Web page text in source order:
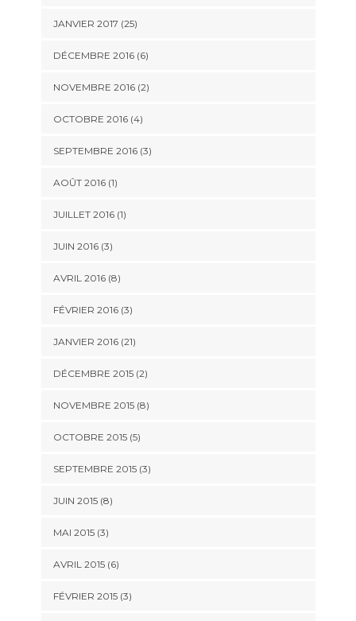
JANVIER 2017 (25)
DÉCEMBRE 2016 (6)
NOVEMBRE 2016 (2)
OCTOBRE 2016 (4)
SEPTEMBRE 2016 (3)
AOÛT 2016 (1)
JUILLET 2016 (1)
JUIN 2016 (3)
AVRIL 2016 (8)
FÉVRIER 2016 (3)
JANVIER 2016 (21)
DÉCEMBRE 2015 (2)
NOVEMBRE 2015 (8)
OCTOBRE 2015 (5)
SEPTEMBRE 2015 (3)
JUIN 2015 (8)
MAI 2015 (3)
AVRIL 2015 (6)
FÉVRIER 2015 (3)